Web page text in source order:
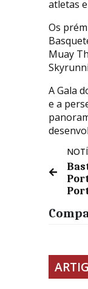
atletas
Os
Muay
A Gala
e a